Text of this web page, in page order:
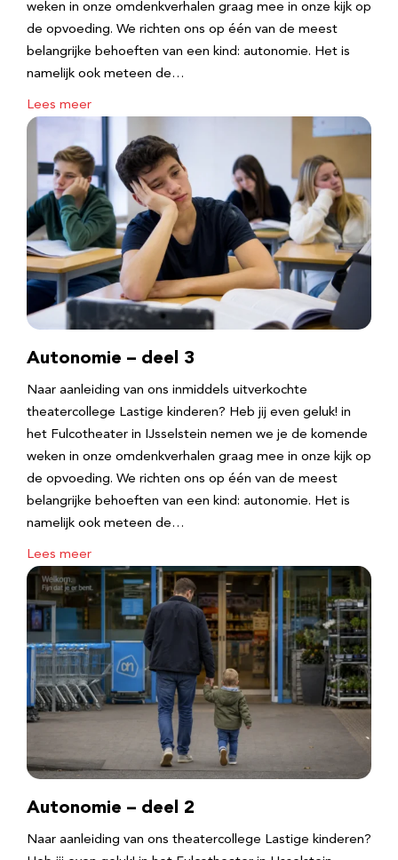
weken in onze omdenkverhalen graag mee in onze kijk op
de opvoeding. We richten ons op één van de meest
belangrijke behoeften van een kind: autonomie. Het is
namelijk ook meteen de…
Lees meer
Autonomie – deel 3
Naar aanleiding van ons inmiddels uitverkochte
theatercollege Lastige kinderen? Heb jij even geluk! in
het Fulcotheater in IJsselstein nemen we je de komende
weken in onze omdenkverhalen graag mee in onze kijk op
de opvoeding. We richten ons op één van de meest
belangrijke behoeften van een kind: autonomie. Het is
namelijk ook meteen de…
Lees meer
Autonomie – deel 2
Naar aanleiding van ons theatercollege Lastige kinderen?